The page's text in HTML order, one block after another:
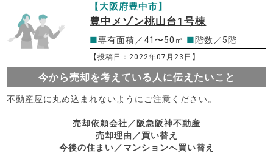
【大阪府豊中市】
豊中メゾン桃山台1号棟
■専有面積／41〜50㎡ ■階数／5階
【投稿日：2022年07月23日】
今から売却を考えている人に伝えたいこと
不動産屋に丸め込まれないようにご注意ください。
売却依頼会社／阪急阪神不動産
売却理由／買い替え
今後の住まい／マンションへ買い替え